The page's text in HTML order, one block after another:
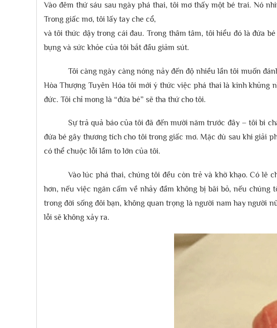
Vào đêm thứ sáu sau ngày phá thai, tôi mơ thấy một bé trai. Nó
Trong giấc mơ, tôi lấy tay che cổ,
và tôi thức dậy trong cái đau. Trong thâm tâm, tôi hiểu đó là đứa
bụng và sức khỏe của tôi bắt đầu giảm sút.
Tôi càng ngày càng nóng nảy đến độ nhiều lần tôi muốn
Hòa Thượng Tuyên Hóa tôi mới ý thức việc phá thai là kinh khủng
đức. Tôi chỉ mong là “đứa bé” sẽ tha thứ cho tôi.
Sự trả quả báo của tôi đã đến mười năm trước đây – tôi bi
đứa bé gây thương tích cho tôi trong giấc mơ. Mặc dù sau khi giải
có thể chuộc lỗi lầm to lớn của tôi.
Vào lúc phá thai, chúng tôi đều còn trẻ và khờ khạo. Có lẽ
hơn, nếu việc ngăn cấm về nhảy đầm không bị bãi bỏ, nếu
trong đời sống đôi bạn, không quan trọng là người nam hay người
lỗi sẽ không xảy ra.